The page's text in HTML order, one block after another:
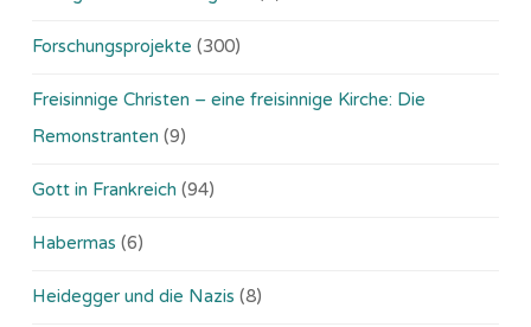
Forschungsprojekte (300)
Freisinnige Christen – eine freisinnige Kirche: Die
Remonstranten (9)
Gott in Frankreich (94)
Habermas (6)
Heidegger und die Nazis (8)